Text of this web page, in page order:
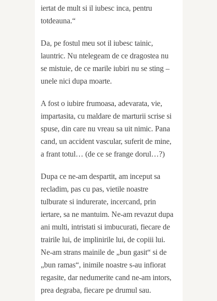
iertat de mult si il iubesc inca, pentru
totdeauna.“
Da, pe fostul meu sot il iubesc tainic,
launtric. Nu ntelegeam de ce dragostea nu
se mistuie, de ce marile iubiri nu se sting –
unele nici dupa moarte.
A fost o iubire frumoasa, adevarata, vie,
impartasita, cu maldare de marturii scrise si
spuse, din care nu vreau sa uit nimic. Pana
cand, un accident vascular, suferit de mine,
a frant totul… (de ce se frange dorul…?)
Dupa ce ne-am despartit, am inceput sa
recladim, pas cu pas, vietile noastre
tulburate si indurerate, incercand, prin
iertare, sa ne mantuim. Ne-am revazut dupa
ani multi, intristati si imbucurati, fiecare de
trairile lui, de implinirile lui, de copiii lui.
Ne-am strans mainile de „bun gasit“ si de
„bun ramas“, inimile noastre s-au infiorat
regasite, dar nedumerite cand ne-am intors,
prea degraba, fiecare pe drumul sau.